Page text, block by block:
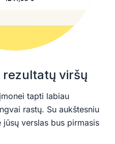
rezultatų viršų
tapti labiau
rastų. Su aukštesniu
verslas bus pirmasis